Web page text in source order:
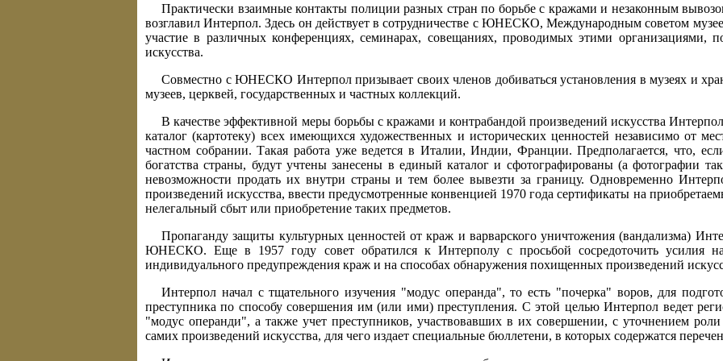
Практически взаимные контакты полиции разных стран по борьбе с кражами и незаконным
возглавил Интерпол. Здесь он действует в сотрудничестве с ЮНЕСКО, Международным советом
участие в различных конференциях, семинарах, совещаниях, проводимых этими организациями,
искусства.
Совместно с ЮНЕСКО Интерпол призывает своих членов добиваться установления в музеях и
музеев, церквей, государственных и частных коллекций.
В качестве эффективной меры борьбы с кражами и контрабандой произведений искусства
каталог (картотеку) всех имеющихся художественных и исторических ценностей независимо от
частном собрании. Такая работа уже ведется в Италии, Индии, Франции. Предполагается, что,
богатства страны, будут учтены занесены в единый каталог и сфотографированы (а фотографии
невозможности продать их внутри страны и тем более вывезти за границу. Одновременно
произведений искусства, ввести предусмотренные конвенцией 1970 года сертификаты на
нелегальный сбыт или приобретение таких предметов.
Пропаганду защиты культурных ценностей от краж и варварского уничтожения (вандализма)
ЮНЕСКО. Еще в 1957 году совет обратился к Интерполу с просьбой сосредоточить усилия
индивидуального предупреждения краж и на способах обнаружения похищенных произведений
Интерпол начал с тщательного изучения "модус операнда", то есть "почерка" воров, для
преступника по способу совершения им (или ими) преступления. С этой целью Интерпол ведет
"модус операнди", а также учет преступников, участвовавших в их совершении, с уточнением
самих произведений искусства, для чего издает специальные бюллетени, в которых содержатся